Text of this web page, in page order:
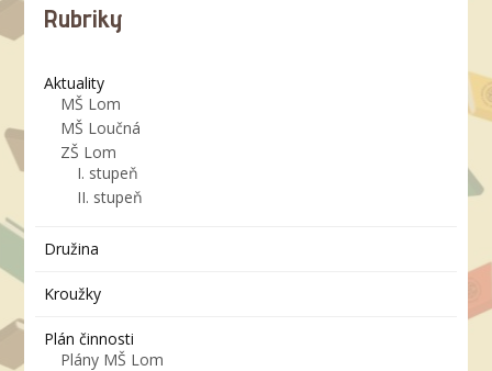
Rubriky
Aktuality
MŠ Lom
MŠ Loučná
ZŠ Lom
I. stupeň
II. stupeň
Družina
Kroužky
Plán činnosti
Plány MŠ Lom